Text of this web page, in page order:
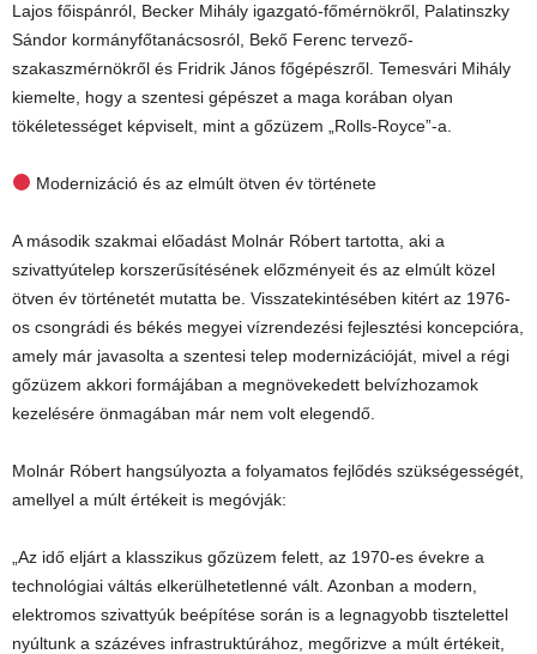
Lajos főispánról, Becker Mihály igazgató-főmérnökről, Palatinszky
Sándor kormányfőtanácsosról, Bekő Ferenc tervező-
szakaszmérnökről és Fridrik János főgépészről. Temesvári Mihály
kiemelte, hogy a szentesi gépészet a maga korában olyan
tökéletességet képviselt, mint a gőzüzem „Rolls-Royce”-a.
Modernizáció és az elmúlt ötven év története
A második szakmai előadást Molnár Róbert tartotta, aki a
szivattyútelep korszerűsítésének előzményeit és az elmúlt közel
ötven év történetét mutatta be. Visszatekintésében kitért az 1976-
os csongrádi és békés megyei vízrendezési fejlesztési koncepcióra,
amely már javasolta a szentesi telep modernizációját, mivel a régi
gőzüzem akkori formájában a megnövekedett belvízhozamok
kezelésére önmagában már nem volt elegendő.
Molnár Róbert hangsúlyozta a folyamatos fejlődés szükségességét,
amellyel a múlt értékeit is megóvják:
„Az idő eljárt a klasszikus gőzüzem felett, az 1970-es évekre a
technológiai váltás elkerülhetetlenné vált. Azonban a modern,
elektromos szivattyúk beépítése során is a legnagyobb tisztelettel
nyúltunk a százéves infrastruktúrához, megőrizve a múlt értékeit,